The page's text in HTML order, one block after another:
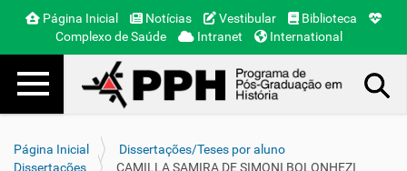
Página Inicial Notícias Vestibular
Biblioteca
Complexo de Saúde
Intranet International
Toggle navigation
Página Inicial
Dissertações/Teses por aluno
Dissertações
CAMILLA SAMIRA DE SIMONI BOLONHEZI